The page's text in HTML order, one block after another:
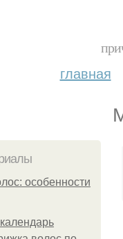
главная
особенности